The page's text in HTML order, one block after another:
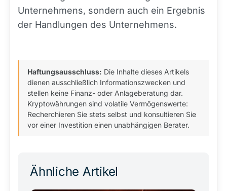
Unternehmens, sondern auch ein Ergebnis
der Handlungen des Unternehmens.
Haftungsausschluss: Die Inhalte dieses Artikels
dienen ausschließlich Informationszwecken und
stellen keine Finanz- oder Anlageberatung dar.
Kryptowährungen sind volatile Vermögenswerte:
Recherchieren Sie stets selbst und konsultieren Sie
vor einer Investition einen unabhängigen Berater.
Ähnliche Artikel